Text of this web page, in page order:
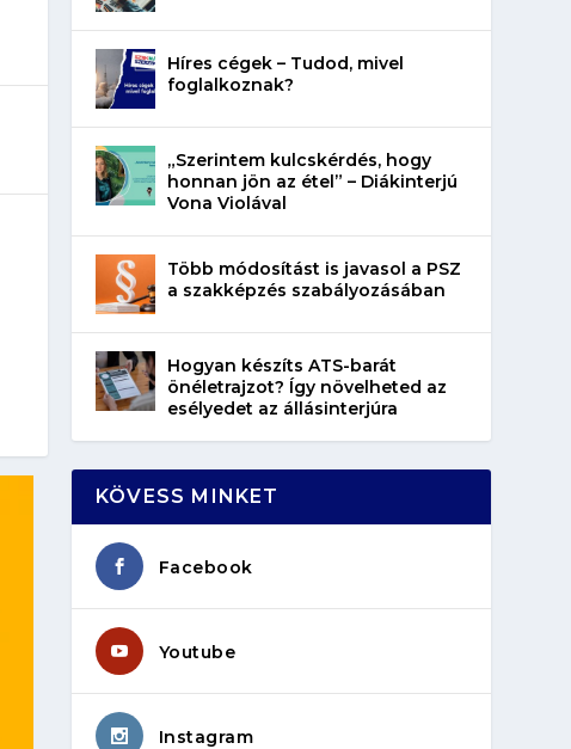
Híres cégek – Tudod, mivel
foglalkoznak?
„Szerintem kulcskérdés, hogy
honnan jön az étel” – Diákinterjú
Vona Violával
Több módosítást is javasol a PSZ
a szakképzés szabályozásában
Hogyan készíts ATS-barát
önéletrajzot? Így növelheted az
esélyedet az állásinterjúra
KÖVESS MINKET
Facebook
Youtube
Instagram